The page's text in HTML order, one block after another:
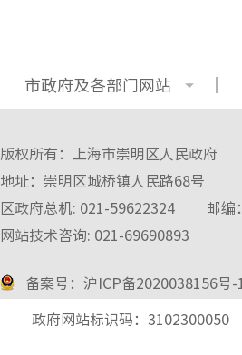
市政府及各部门网站
版权所有：上海市崇明区人民政府
地址：崇明区城桥镇人民路68号
区政府总机: 021-59622324
邮编
网站技术咨询: 021-69690893
备案号：沪ICP备2020038156号-
政府网站标识码：3102300050